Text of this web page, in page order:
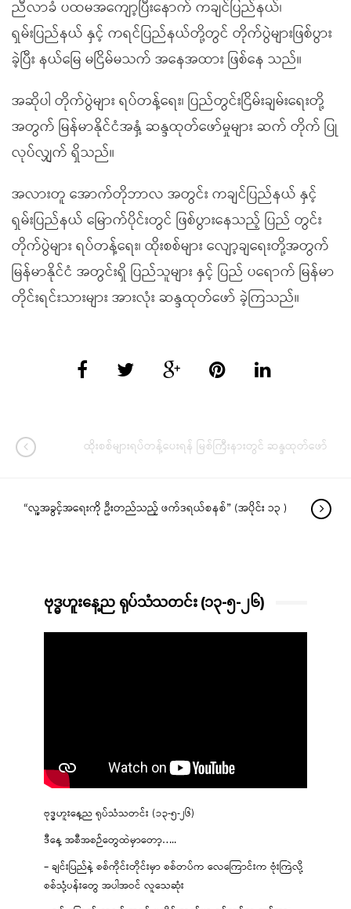
ညီလာခံ ပထမအကျော့ပြီးနောက် ကချင်ပြည်နယ်၊
ရှမ်းပြည်နယ် နှင့် ကရင်ပြည်နယ်တို့တွင် တိုက်ပွဲများဖြစ်ပွား
ခဲ့ပြီး နယ်မြေ မငြိမ်မသက် အနေအထား ဖြစ်နေ သည်။
အဆိုပါ တိုက်ပွဲများ ရပ်တန့်ရေး၊ ပြည်တွင်းငြိမ်းချမ်းရေးတို့
အတွက် မြန်မာနိုင်ငံအနှံ့ ဆန္ဒထုတ်ဖော်မှုများ ဆက် တိုက် ပြု
လုပ်လျှက် ရှိသည်။
အလားတူ အောက်တိုဘာလ အတွင်း ကချင်ပြည်နယ် နှင့်
ရှမ်းပြည်နယ် မြောက်ပိုင်းတွင် ဖြစ်ပွားနေသည့် ပြည် တွင်း
တိုက်ပွဲများ ရပ်တန့်ရေး၊ ထိုးစစ်များ လျော့ချရေးတို့အတွက်
မြန်မာနိုင်ငံ အတွင်းရှိ ပြည်သူများ နှင့် ပြည် ပရောက် မြန်မာ
တိုင်းရင်းသားများ အားလုံး ဆန္ဒထုတ်ဖော် ခဲ့ကြသည်။
ထိုးစစ်များရပ်တန့်ပေးရန် မြစ်ကြီးနားတွင် ဆန္ဒထုတ်ဖော်
“လူ့အခွင့်အရေးကို ဦးတည်သည့် ဖက်ဒရယ်စနစ်” (အပိုင်း ၁၃ )
ဗုဒ္ဓဟူးနေ့ည ရုပ်သံသတင်း (၁၃-၅-၂၆)
ဗုဒ္ဓဟူးနေ့ည ရုပ်သံသတင်း (၁၃-၅-၂၆)
ဒီနေ့ အစီအစဉ်တွေထဲမှာတော့…..
– ချင်းပြည်နဲ့ စစ်ကိုင်းတိုင်းမှာ စစ်တပ်က လေကြောင်းက ဗုံးကြဲလို့
စစ်သုံ့ပန်းတွေ အပါအဝင် လူသေဆုံး